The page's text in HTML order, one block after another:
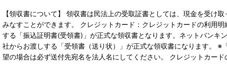
【領収書について】 領収書は民法上の受取証書としては、現金を受け
みなすことができます。 クレジットカード：クレジットカードの利用
する「振込証明書(受領書)」が正式な領収書となります。ネットバン
社からお渡しする「受領書（送り状）」が正式な領収書になります。
望の場合は必ず送付先宛名を法人名にしてください。 クレジットカー